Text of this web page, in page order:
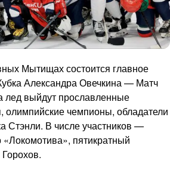
Мытищах состоится главное
Александра Овечкина — Матч
лед выйдут прославленные
олимпийские чемпионы, обладатели
Стэнли. В числе участников —
«Локомотива», пятикратный